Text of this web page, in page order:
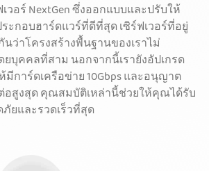
วอร์ NextGen ซึ่งออกแบบและปรับให้
ะกอบฮาร์ดแวร์ที่ดีที่สุด เซิร์ฟเวอร์ที่อยู่
นว่าโครงสร้างพื้นฐานของเราไม่
ยบุคคลที่สาม นอกจากนี้เรายังอัปเกรด
มีการ์ดเครือข่าย 10Gbps และอนุญาต
อสูงสุด คุณสมบัติเหล่านี้ช่วยให้คุณได้รับ
ยและรวดเร็วที่สุด